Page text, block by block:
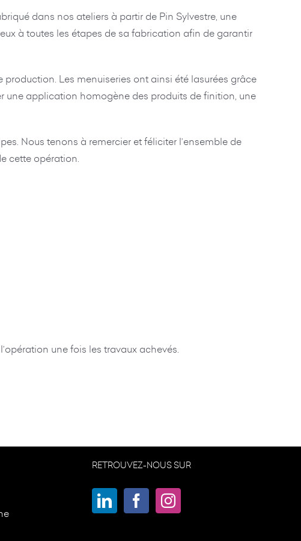
dans nos ateliers à partir de Pin Sylvestre, une
à toutes les étapes de sa fabrication afin de garantir
Les menuiseries ont ainsi été lasurées grâce
une application homogène des produits de finition, une
Nous tenons à remercier et féliciter l’ensemble de
cette opération.
une fois les travaux achevés.
RETROUVEZ-NOUS SUR